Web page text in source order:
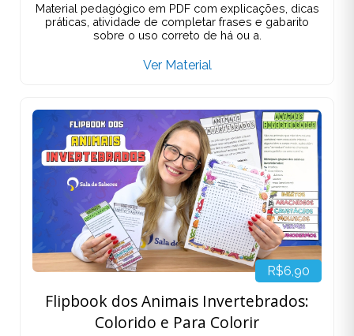
Material pedagógico em PDF com explicações, dicas
práticas, atividade de completar frases e gabarito
sobre o uso correto de há ou a.
Ver Material
R$6,90
Flipbook dos Animais Invertebrados:
Colorido e Para Colorir